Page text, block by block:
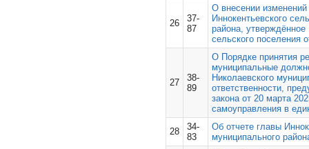
26
37-
87
О внесении
Иннокентьевского
района,
сельского поселения
27
38-
89
О Порядке принятия
муниципальные
Николаевского
ответственности,
закона от 20 марта
самоуправления в
28
34-
83
Об отчете главы
муниципального